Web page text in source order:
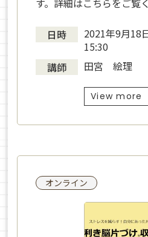
す。詳細はこちらをご覧
日時
2021年9月18
15:30
講師
田宮 絵理
View more
オンライン